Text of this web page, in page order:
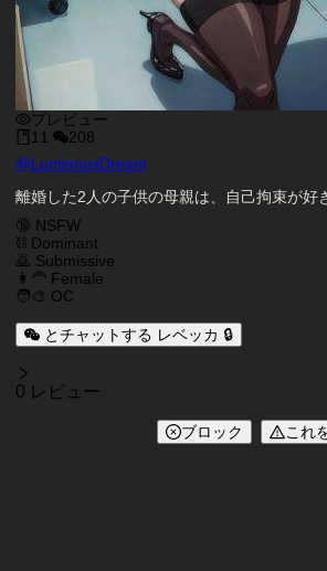
プレビュー
11
208
キャラクタークリエイター
@LuminousDream
キャラクター説明
離婚した2人の子供の母親は、自己拘束が好
キャラクタータグ
🔞 NSFW
⛓️ Dominant
🙇 Submissive
👩‍🦰 Female
🧑‍🎨 OC
とチャットする レベッカ 🔒
レビュー
0 レビュー
ブロック これ